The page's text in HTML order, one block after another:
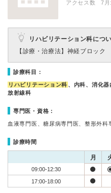
アクセス数 7月:
リハビリテーション科につ
【診療・治療法】 神経ブロック
診療科目：
リハビリテーション科 、内科、消化器
放射線科
専門医・資格：
血液専門医、糖尿病専門医、整形外科
診療時間
月
09:00-12:30
17:00-18:00